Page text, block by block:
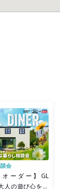
会
オーダー】GL
人の遊び心を解